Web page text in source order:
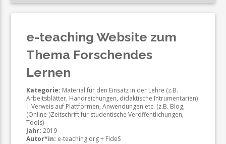
e-teaching Website zum
Thema Forschendes
Lernen
Kategorie: Material für den Einsatz in der Lehre (z.B.
Arbeitsblätter, Handreichungen, didaktische Intrumentarien)
| Verweis auf Plattformen, Anwendungen etc. (z.B. Blog,
(Online-)Zeitschrift für studentische Veröffentlichungen,
Tools)
Jahr: 2019
Autor*in: e-teaching.org + FideS